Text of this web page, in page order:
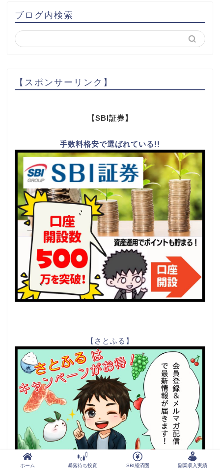
ブログ内検索
【スポンサーリンク】
【SBI証券】
手数料格安で選ばれている!!
【さとふる】
ホーム 暴落待ち投資 SBI経済圏 副業収入実績